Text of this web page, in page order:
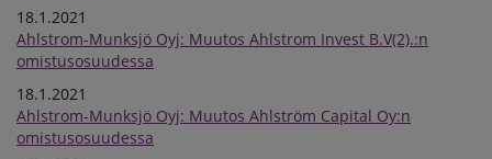
18.1.2021
Ahlstrom-Munksjö Oyj: Muutos Ahlstrom Invest B.V(2).:n
omistusosuudessa
18.1.2021
Ahlstrom-Munksjö Oyj: Muutos Ahlström Capital Oy:n
omistusosuudessa